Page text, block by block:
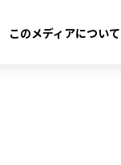
このメディアについて